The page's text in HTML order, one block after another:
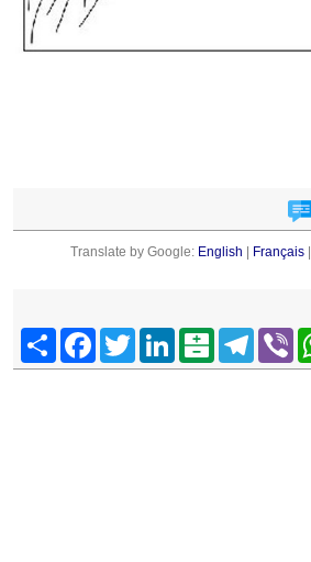
Translate by Google: English Français|
FacebookTwitter
LinkedInBalatarin
TelegramViber